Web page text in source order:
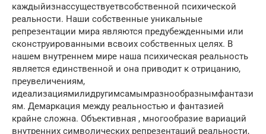
каждыйизнассуществуетвсобственной психической
реальности. Наши собственные уникальные
репрезентации мира являются предубежденными или
сконструированными всвоих собственных целях. В
нашем внутреннем мире наша психическая реальность
является единственной и она приводит к отрицанию,
преувеличениям,
идеализациямилидругимсамымразнообразнымфантази
ям. Демаркация между реальностью и фантазией
крайне сложна. Объективная , многообразие вариаций
внутренних символических репрезентаций реальности,